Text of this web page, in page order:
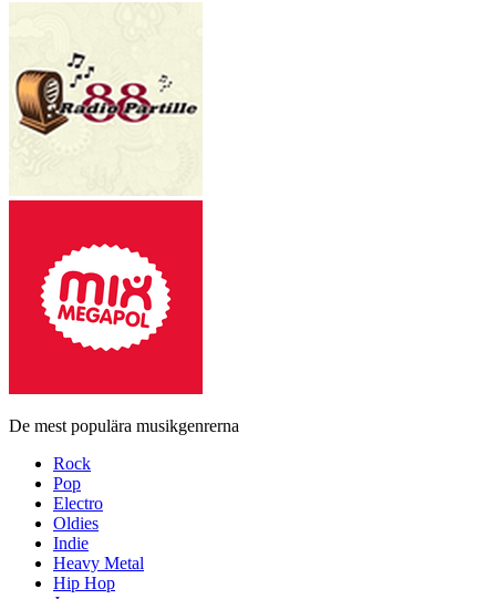
De mest populära musikgenrerna
Rock
Pop
Electro
Oldies
Indie
Heavy Metal
Hip Hop